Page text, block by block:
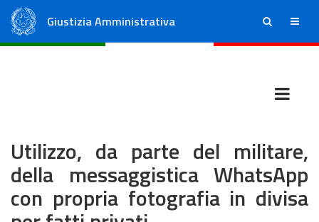
Giustizia Amministrativa ricerca menu
Utilizzo, da parte del militare,
della messaggistica WhatsApp
con propria fotografia in divisa